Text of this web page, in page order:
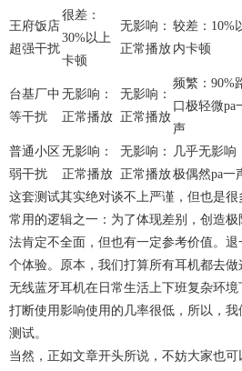
王府饭店
超强干扰
很差：
30%以上
卡顿
无影响：
正常播放
较差：10%
内卡顿
台基厂中
等干扰
无影响：
正常播放
无影响：
正常播放
频繁：90%
口极轻微pa
声
普通小区
弱干扰
无影响：
正常播放
无影响：
正常播放
几乎无影响
极偶然pa一
这套测试其实绝对谈不上严谨，但也是
常用的逻辑之一：为了体现差别，创造
法肯定不全面，但也有一定参考价值。
个体验。原本，我们打算所有耳机都去
无线蓝牙耳机在日常生活上下班复杂环
打断使用影响使用的几率很低，所以，
测试。
当然，正如文章开头所说，不妨大家也